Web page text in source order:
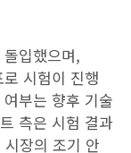
입했으며,
시험이 진행
부는 향후 기술
측은 시험 결과
장의 조기 안